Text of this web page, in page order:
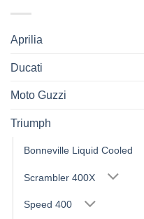
Aprilia
Ducati
Moto Guzzi
Triumph
Bonneville Liquid Cooled
Scrambler 400X
Speed 400